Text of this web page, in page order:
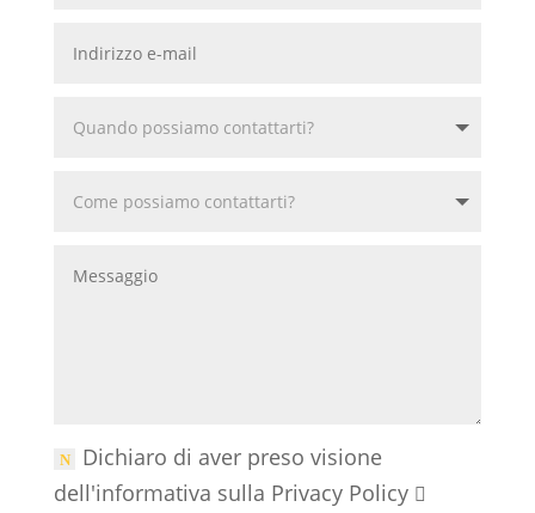
Dichiaro di aver preso visione
dell'informativa sulla Privacy Policy